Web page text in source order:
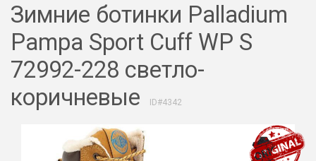
Зимние ботинки Palladium
Pampa Sport Cuff WP S
72992-228 светло-
коричневые
ID#4342